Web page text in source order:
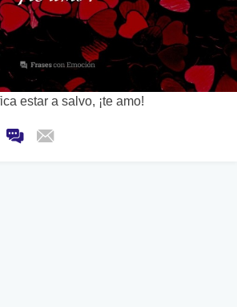
estar a salvo, ¡te amo!